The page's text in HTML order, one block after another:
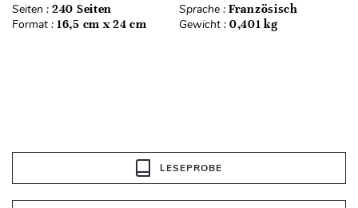
Seiten : 240 Seiten Sprache : Französisch
Format : 16,5 cm x 24 cm Gewicht : 0,401 kg
LESEPROBE